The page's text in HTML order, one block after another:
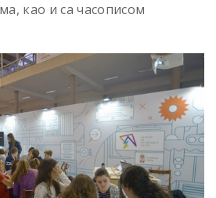
као и са часописом